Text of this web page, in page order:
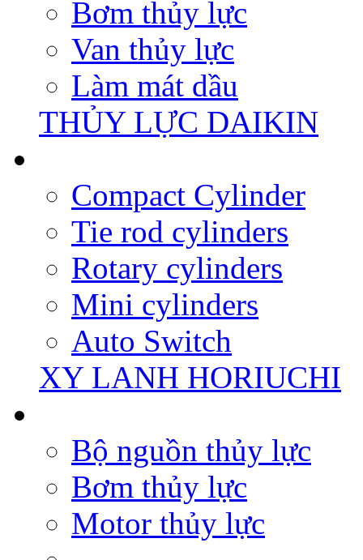
Bơm thủy lực
Van thủy lực
Làm mát dầu
THỦY LỰC DAIKIN
Compact Cylinder
Tie rod cylinders
Rotary cylinders
Mini cylinders
Auto Switch
XY LANH HORIUCHI
Bộ nguồn thủy lực
Bơm thủy lực
Motor thủy lực